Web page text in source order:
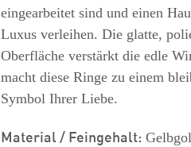
eingearbeitet sind und einen
Luxus verleihen. Die glatte,
Oberfläche verstärkt die edle
macht diese Ringe zu einem
Symbol Ihrer Liebe.
Material / Feingehalt: